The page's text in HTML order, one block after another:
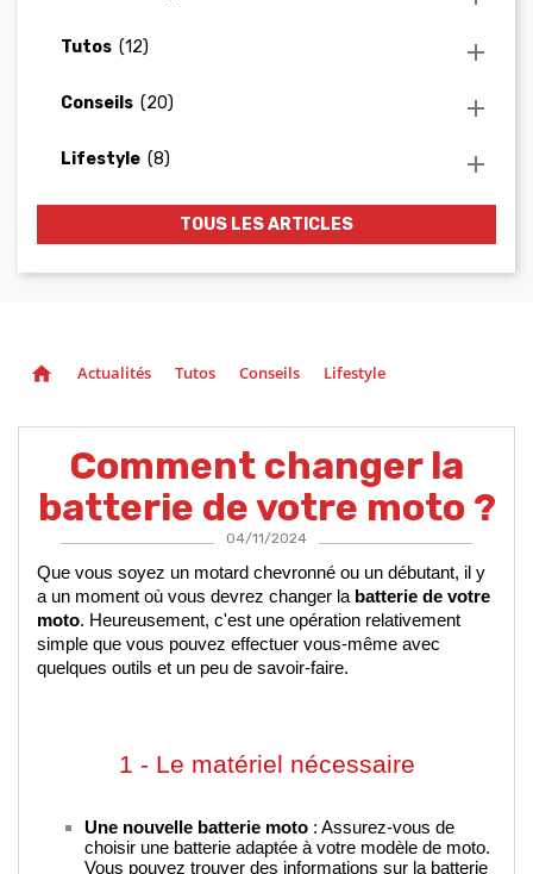
Tutos (12) 
Conseils (20) 
Lifestyle (8) 
TOUS LES ARTICLES
home Actualités Tutos Conseils Lifestyle
Comment changer la
batterie de votre moto ?
04/11/2024
Que vous soyez un motard chevronné ou un débutant, il y
a un moment où vous devrez changer la batterie de votre
moto. Heureusement, c'est une opération relativement
simple que vous pouvez effectuer vous-même avec
quelques outils et un peu de savoir-faire.
1 - Le matériel nécessaire
Une nouvelle batterie moto : Assurez-vous de
choisir une batterie adaptée à votre modèle de moto.
Vous pouvez trouver des informations sur la batterie